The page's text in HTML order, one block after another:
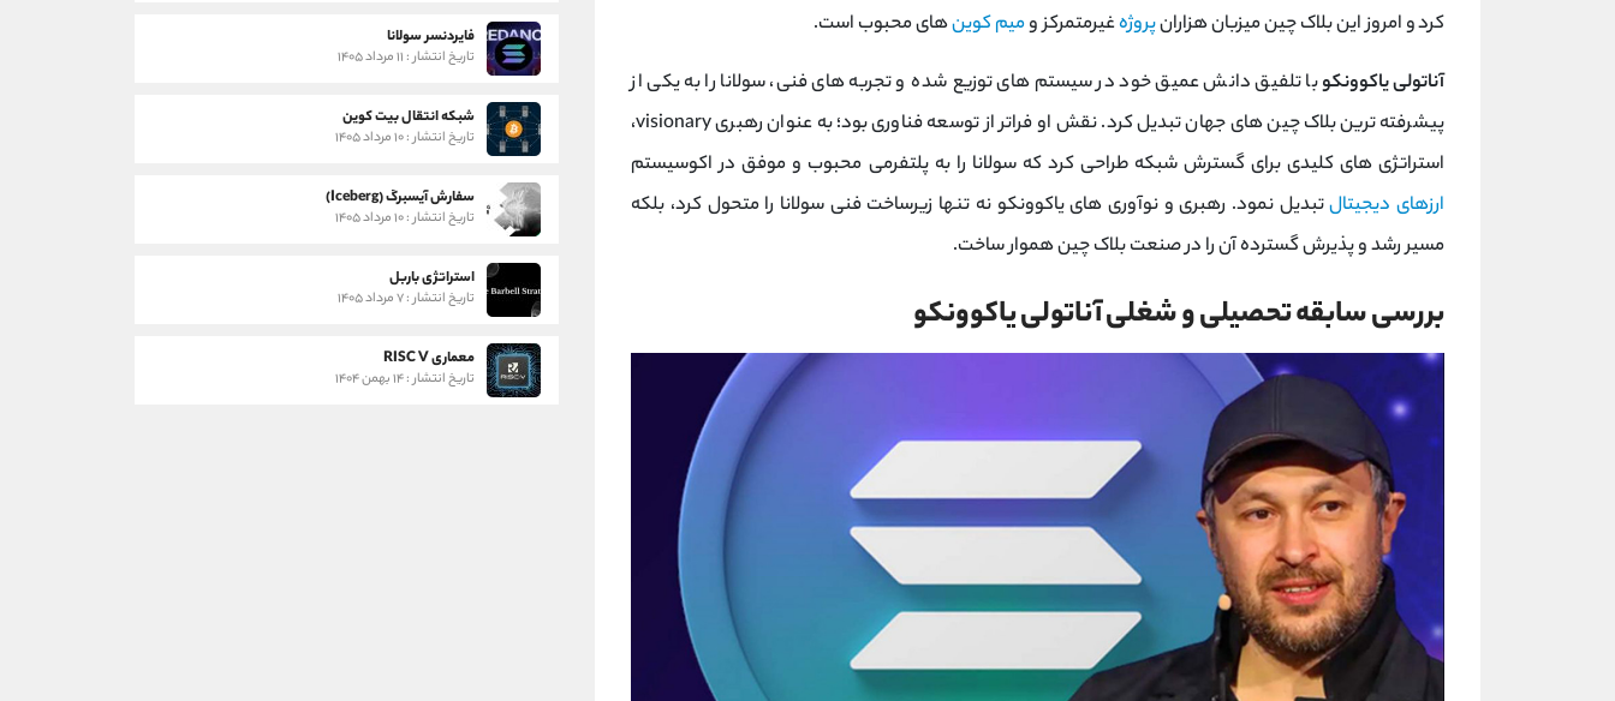
کرد و امروز این بلاک چین میزبان هزارانپروژهغیرمتمرکز ومیم کوین‌های محبوب است.
آناتولی یاکوونکوبا تلفیق دانش عمیق خود در سیستم‌ های توزیع‌ شده و تجربه ‌های فنی، سولانا را به یکی از
پیشرفته ‌ترین بلاک ‌چین‌ های جهان تبدیل کرد. نقش او فراتر از توسعه فناوری بود؛ به عنوان رهبری visionary،
استراتژی ‌های کلیدی برای گسترش شبکه طراحی کرد که سولانا را به پلتفرمی محبوب و موفق در اکوسیستم
ارزهای دیجیتالتبدیل نمود. رهبری و نوآوری ‌های یاکوونکو نه‌ تنها زیرساخت فنی سولانا را متحول کرد، بلکه
مسیر رشد و پذیرش گسترده آن را در صنعت بلاک ‌چین هموار ساخت.
بررسی سابقه تحصیلی و شغلی آناتولی یاکوونکو
فایردنسر سولانا
تاریخ انتشار : ۱۱ مرداد ۱۴۰۵
شبکه انتقال بیت کوین
تاریخ انتشار : ۱۰ مرداد ۱۴۰۵
سفارش آیسبرگ (Iceberg)
تاریخ انتشار : ۱۰ مرداد ۱۴۰۵
استراتژی باربل
تاریخ انتشار : ۷ مرداد ۱۴۰۵
معماری RISC V
تاریخ انتشار : ۱۴ بهمن ۱۴۰۴